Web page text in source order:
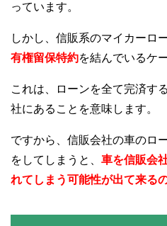
っています。
しかし、信販系のマイカーロ
有権留保特約を結んでいるケ
これは、ローンを全て完済す
社にあることを意味します。
ですから、信販会社の車のロ
をしてしまうと、 車を信販会
れてしまう可能性が出て来る